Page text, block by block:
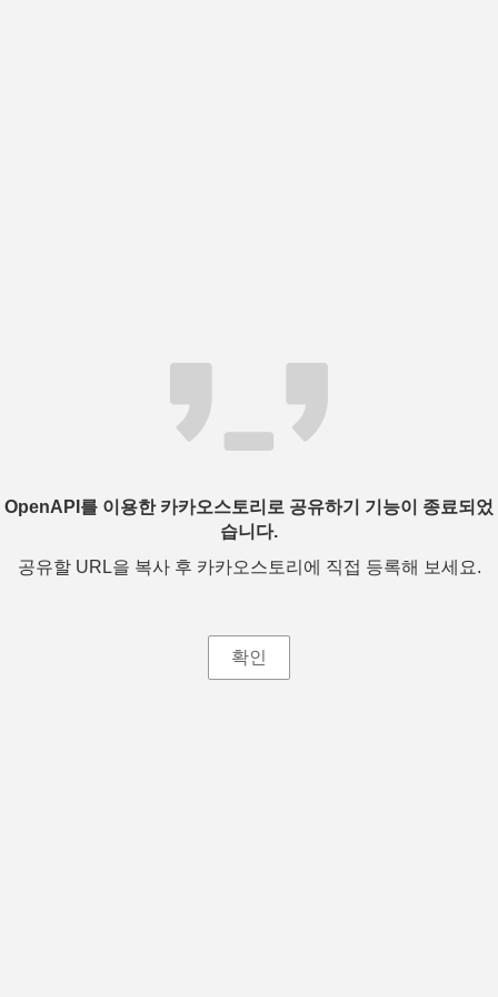
OpenAPI를 이용한 카카오스토리로 공유하기 기능이 종료되었
습니다.
공유할 URL을 복사 후 카카오스토리에 직접 등록해 보세요.
확인